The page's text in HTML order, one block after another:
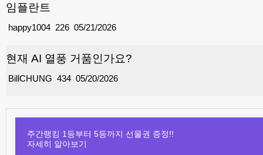
임플란트
226
happy1004 05/21/2026
현재 AI 열풍 거품인가요?
434
BillCHUNG 05/20/2026
주간랭킹 1등부터 5등까지 선물권 증정!!
자세히 알아보기